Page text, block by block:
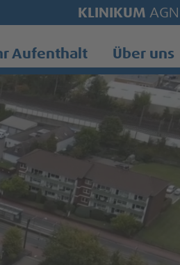
KLINIKUM
Aufenthalt Über uns